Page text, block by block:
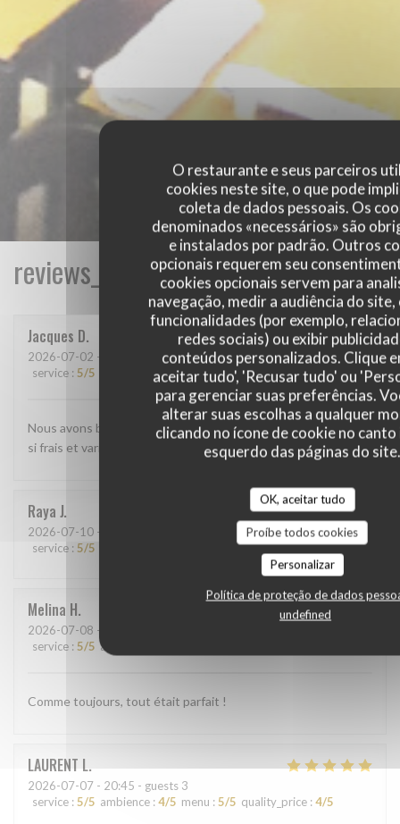
O restaurante e seus parceiros
cookies neste site, o que pode
coleta de dados pessoais. Os
denominados «necessários» são
e instalados por padrão. Outros
opcionais requerem seu
cookies opcionais servem para
navegação, medir a audiência do
funcionalidades (por exemplo,
redes sociais) ou exibir
conteúdos personalizados. Clique
aceitar tudo', 'Recusar tudo' ou
para gerenciar suas preferências.
alterar suas escolhas a qualquer
clicando no ícone de cookie no
esquerdo das páginas do site.
OK, aceitar tudo
Proíbe todos cookies
Personalizar
Política de proteção de dados
undefined
Jacques D
2026-07-02 - 19:00 - guests 2
service : 5/5 :4/5 menu:5/5 quality_price: 5/5
Nous avons beaucoup aimé le shashimi Akasaka. Les poissons
si frais et variés étaient absolument délicieux
Raya J
2026-07-10 - 13:45 - guests 2
service : 5/5 quality_price:5/5
Melina H
2026-07-08 - 20:00 - guests 2
service : 5/5 ambience
Comme toujours, tout était parfait !
LAURENT L
2026-07-07 - 20:45 - guests 3
service : 5/5 ambience : 4/5 menu : 5/5 quality_price : 4/5